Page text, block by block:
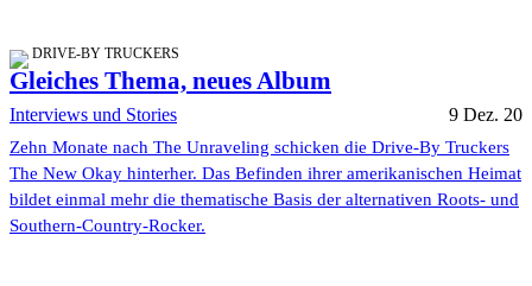
DRIVE-BY TRUCKERS
Gleiches Thema, neues Album
Interviews und Stories 9 Dez. 20
Zehn Monate nach The Unraveling schicken die Drive-By Truckers
The New Okay hinterher. Das Befinden ihrer amerikanischen Heimat
bildet einmal mehr die thematische Basis der alternativen Roots- und
Southern-Country-Rocker.